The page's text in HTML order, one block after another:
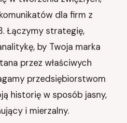
dla firm z
Łączymy strategię,
by Twoja marka
przez właściwych
przedsiębiorstwom
historię w sposób jasny,
i mierzalny.